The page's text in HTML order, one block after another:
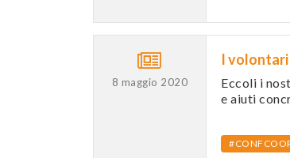
8 maggio 2020
I volontari
Eccoli i
e aiuti